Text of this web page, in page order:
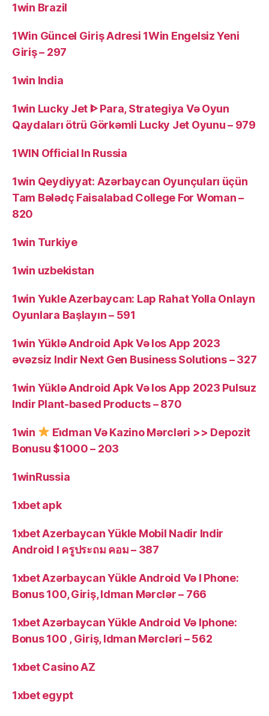
1win Brazil
1Win Güncel Giriş Adresi 1Win Engelsiz Yeni
Giriş – 297
1win India
1win Lucky Jet ᐈ Para, Strategiya Və Oyun
Qaydaları ötrü Görkəmli Lucky Jet Oyunu – 979
1WIN Official In Russia
1win Qeydiyyat: Azərbaycan Oyunçuları üçün
Tam Bələdç Faisalabad College For Woman –
820
1win Turkiye
1win uzbekistan
1win Yukle Azerbaycan: Lap Rahat Yolla Onlayn
Oyunlara Başlayın – 591
1win Yüklə Android Apk Və Ios App 2023
əvəzsiz Indir Next Gen Business Solutions – 327
1win Yüklə Android Apk Və Ios App 2023 Pulsuz
Indir Plant-based Products – 870
1win
Ei̇dman Və Kazino Mərcləri >> Depozit
Bonusu $1000 – 203
1winRussia
1xbet apk
1xbet Azerbaycan Yükle Mobil Nadir Indir
Android I ครูประถม คอม – 387
1xbet Azərbaycan Yükle Android Və I Phone:
Bonus 100, Giriş, Idman Mərclər – 766
1xbet Azərbaycan Yükle Android Və Iphone:
Bonus 100 , Giriş, Idman Mərcləri – 562
1xbet Casino AZ
1xbet egypt